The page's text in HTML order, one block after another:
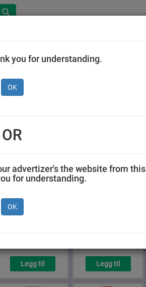
Honningcentralen
Norsk Ekte
Honning 350 g
Legg til Legg til
you for understanding.
OK
OR
advertizer's the website from this
for understanding.
OK